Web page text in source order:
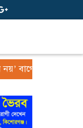
বাগেরহাটে ডা.